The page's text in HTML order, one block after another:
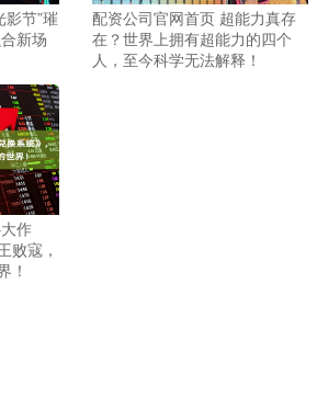
节”璀
新场
配资公司官网首页 超能力真存
在？世界上拥有超能力的四个
人，至今科学无法解释！
作
败寇，
！